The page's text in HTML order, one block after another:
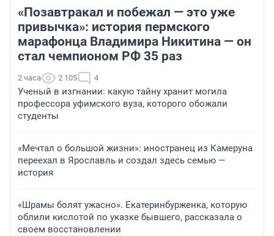
«Позавтракал и побежал — это уже
привычка»: история пермского
марафонца Владимира Никитина — он
стал чемпионом РФ 35 раз
2 часа 2 105 4
Ученый в изгнании: какую тайну хранит могила
профессора уфимского вуза, которого обожали
студенты
«Мечтал о большой жизни»: иностранец из Камеруна
переехал в Ярославль и создал здесь семью —
история
«Шрамы болят ужасно». Екатеринбурженка, которую
облили кислотой по указке бывшего, рассказала о
своем восстановлении